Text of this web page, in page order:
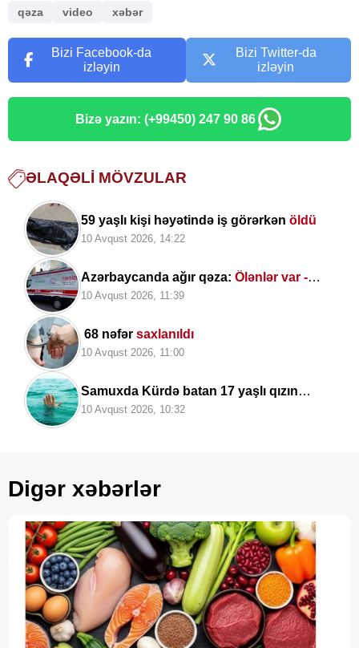
qəza video xəbər
Bizi Facebook-da
izləyin
Bizi Twitter-da
izləyin
Bizə yazın: (+99450) 247 90 86
ƏLAQƏLI MÖVZULAR
59 yaşlı kişi həyətində iş görərkən öldü
10 Avqust 2026, 14:22
Azərbaycanda ağır qəza: Ölənlər var -
ADLAR
10 Avqust 2026, 11:39
68 nəfər saxlanıldı
10 Avqust 2026, 11:00
Samuxda Kürdə batan 17 yaşlı qızın
meyititapıldı
10 Avqust 2026, 10:32
Digər xəbərlər